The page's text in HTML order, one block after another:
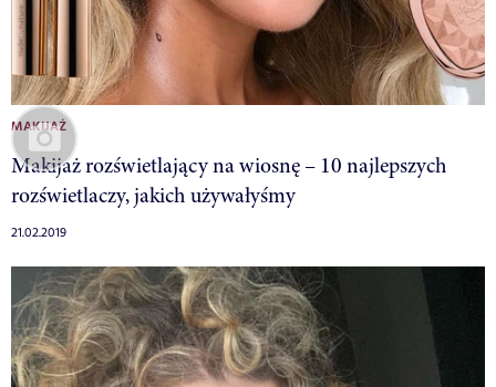
MAKIJAŻ
Makijaż rozświetlający na wiosnę – 10 najlepszych
rozświetlaczy, jakich używałyśmy
21.02.2019